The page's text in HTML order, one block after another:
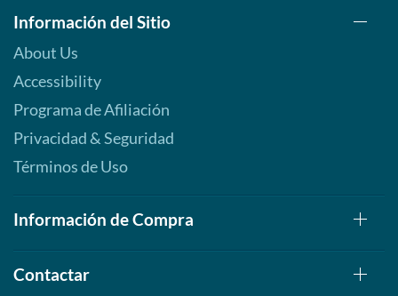
Información del Sitio
About Us
Accessibility
Programa de Afiliación
Privacidad & Seguridad
Términos de Uso
Información de Compra
Contactar